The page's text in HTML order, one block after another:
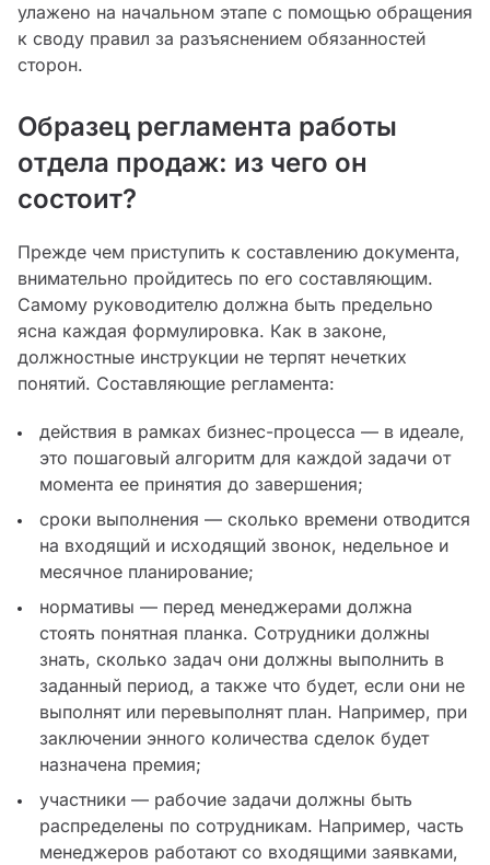
улажено на начальном этапе с помощью обращения
к своду правил за разъяснением обязанностей
сторон.
Образец регламента работы
отдела продаж: из чего он
состоит?
Прежде чем приступить к составлению документа,
внимательно пройдитесь по его составляющим.
Самому руководителю должна быть предельно
ясна каждая формулировка. Как в законе,
должностные инструкции не терпят нечетких
понятий. Составляющие регламента:
действия в рамках бизнес-процесса — в идеале,
это пошаговый алгоритм для каждой задачи от
момента ее принятия до завершения;
сроки выполнения — сколько времени отводится
на входящий и исходящий звонок, недельное и
месячное планирование;
нормативы — перед менеджерами должна
стоять понятная планка. Сотрудники должны
знать, сколько задач они должны выполнить в
заданный период, а также что будет, если они не
выполнят или перевыполнят план. Например, при
заключении энного количества сделок будет
назначена премия;
участники — рабочие задачи должны быть
распределены по сотрудникам. Например, часть
менеджеров работают со входящими заявками,